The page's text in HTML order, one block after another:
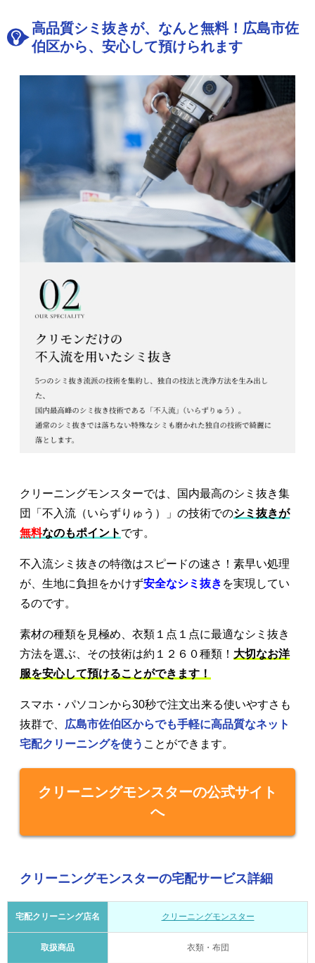
高品質シミ抜きが、なんと無料！広島市佐
伯区から、安心して預けられます
クリーニングモンスターでは、国内最高のシミ抜き集
団「不入流（いらずりゅう）」の技術でのシミ抜きが
無料なのもポイント です。
不入流シミ抜きの特徴はスピードの速さ！素早い処理
が、生地に負担をかけず安全なシミ抜き を実現してい
るのです。
素材の種類を見極め、衣類１点１点に最適なシミ抜き
方法を選ぶ、その技術は約１２６０種類！ 大切なお洋
服を安心して預けることができます！
スマホ・パソコンから30秒で注文出来る使いやすさも
抜群で、 広島市佐伯区からでも手軽に高品質なネット
宅配クリーニングを使う ことができます。
クリーニングモンスターの公式サイト
へ
クリーニングモンスターの宅配サービス詳細
宅配クリーニング店名 クリーニングモンスター
取扱商品 衣類・布団